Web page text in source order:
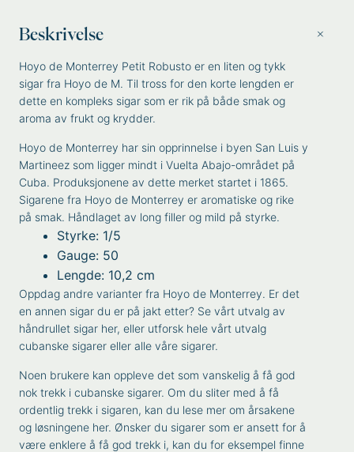
Beskrivelse
Hoyo de Monterrey Petit Robusto er en liten og tykk
sigar fra Hoyo de M. Til tross for den korte lengden er
dette en kompleks sigar som er rik på både smak og
aroma av frukt og krydder.
Hoyo de Monterrey har sin opprinnelse i byen San Luis y
Martineez som ligger mindt i Vuelta Abajo-området på
Cuba. Produksjonene av dette merket startet i 1865.
Sigarene fra Hoyo de Monterrey er aromatiske og rike
på smak. Håndlaget av long filler og mild på styrke.
Styrke: 1/5
Gauge: 50
Lengde: 10,2 cm
Oppdag andre varianter fra Hoyo de Monterrey. Er det
en annen sigar du er på jakt etter? Se vårt utvalg av
håndrullet sigar her, eller utforsk hele vårt utvalg
cubanske sigarer eller alle våre sigarer.
Noen brukere kan oppleve det som vanskelig å få god
nok trekk i cubanske sigarer. Om du sliter med å få
ordentlig trekk i sigaren, kan du lese mer omårsakene
og løsningene her. Ønsker du sigarer som er ansett for å
være enklere å få god trekk i, kan du for eksempel finne